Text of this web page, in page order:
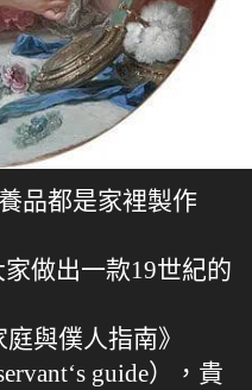
品都是家裡製作
做出一款19世紀的
與僕人指南》
guide），貴